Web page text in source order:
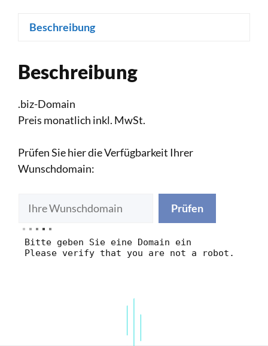
Beschreibung
Beschreibung
.biz-Domain
Preis monatlich inkl. MwSt.
Prüfen Sie hier die Verfügbarkeit Ihrer
Wunschdomain:
Prüfen
Bitte geben Sie eine Domain ein
Please verify that you are not a robot.